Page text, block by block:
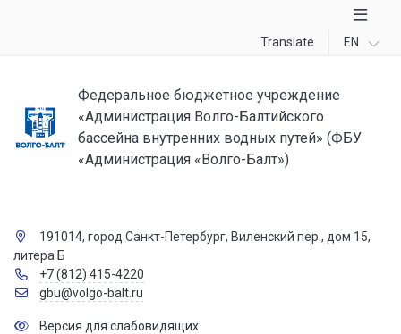
Translate EN
Федеральное бюджетное учреждение
«Администрация Волго-Балтийского
бассейна внутренних водных путей» (ФБУ
«Администрация «Волго-Балт»)
191014, город Санкт-Петербург, Виленский пер., дом 15,
литера Б
+7 (812) 415-4220
gbu@volgo-balt.ru
Версия для слабовидящих